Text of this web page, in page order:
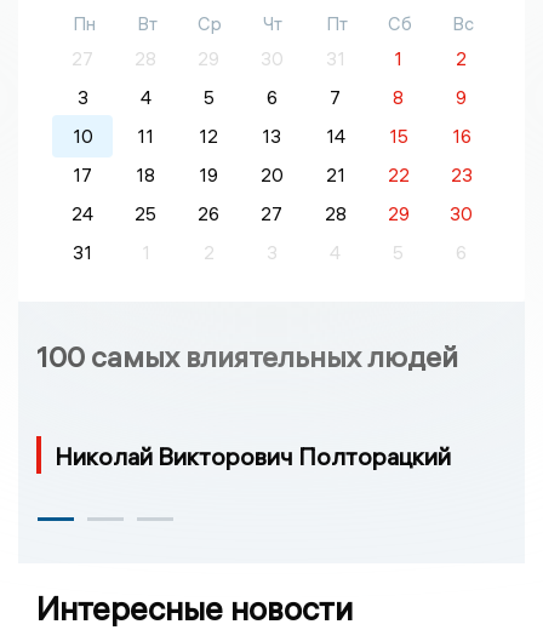
Пн Вт Ср Чт Пт Сб
Вс
27
28 29 30 31 1
2
3
4 5 6 7 8
9
10
11 12 13 14 15
16
17
18 19 20 21 22
23
24
25 26 27 28 29
30
31
1 2 3 4 5 6
100 самых влиятельных людей
Николай Викторович Полторацкий
Интересные новости